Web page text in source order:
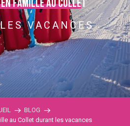
en famille au Collet
VACANCES
BLOG
au Collet durant les vacances